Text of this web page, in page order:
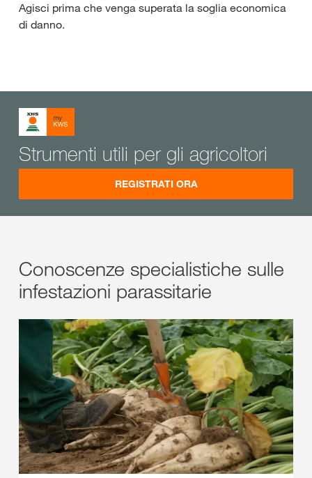
Agisci prima che venga superata la soglia economica
di danno.
Strumenti utili per gli agricoltori
REGISTRATI ORA
Conoscenze specialistiche sulle
infestazioni parassitarie